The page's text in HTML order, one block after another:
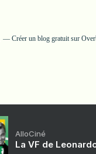
Créer un blog gratuit sur
AlloCiné
La VF de